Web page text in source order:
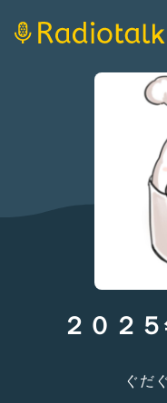
２０２
ぐだ